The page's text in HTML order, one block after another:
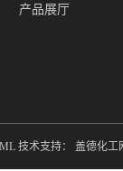
产品展厅
技术支持： 盖德化工